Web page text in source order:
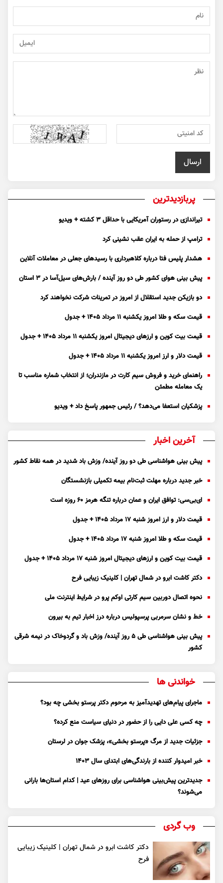
پربازدیدترین
تیراندازی در رستوران آمریکایی با حداقل ۳ کشته + ویدیو
ترامپ از حمله به ایران عقب نشینی کرد
هشدار پلیس فتا درباره کلاهبرداری با رسید‌های جعلی در معاملات آنلاین
پیش بینی هوای کشور طی دو روز آینده / بارش‌های سیل‌آسا در ۳ استان
دو بازیکن جدید استقلال از امروز در تمرینات شرکت نخواهند کرد
قیمت سکه و طلا امروز یکشنبه ۱۱ مرداد ۱۴۰۵ + جدول
قیمت بیت کوین و ارز‌های دیجیتال امروز یکشنبه ۱۱ مرداد ۱۴۰۵ + جدول
قیمت دلار و ارز امروز یکشنبه ۱۱ مرداد ۱۴۰۵ + جدول
راهنمای خرید و فروش سیم کارت در مازندران؛ از انتخاب شماره مناسب تا
یک معامله مطمئن
پزشکیان استعفا می‌دهد؟ / رئیس جمهور پاسخ داد + ویدیو
آخرین اخبار
پیش بینی هواشناسی طی دو روز آینده/ وزش باد شدید در همه نقاط کشور
خبر جدید درباره مهلت ثبت‌نام بیمه تکمیلی بازنشستگان
ای‌بی‌سی: توافق ایران و عمان درباره تنگه هرمز ۶۰ روزه است
قیمت دلار و ارز امروز شنبه ۱۷ مرداد ۱۴۰۵ + جدول
قیمت سکه و طلا امروز شنبه ۱۷ مرداد ۱۴۰۵ + جدول
قیمت بیت کوین و ارز‌های دیجیتال امروز شنبه ۱۷ مرداد ۱۴۰۵ + جدول
دکتر کاشت ابرو در شمال تهران | کلینیک زیبایی فرح
نحوه اتصال دوربین سیم کارتی اوکم پرو در شرایط اینترنت ملی
خط و نشان سرمربی پرسپولیس درباره درز اخبار تیم به بیرون
پیش بینی هواشناسی طی ۵ روز آینده/ وزش باد و گردوخاک در نیمه شرقی
کشور
خواندنی ها
ماجرای پیام‌های تهدیدآمیز به مرحوم دکتر پرستو بخشی چه بود؟
چه کسی علی دایی را از حضور در دنیای سیاست منع کرده؟
جزئیات جدید از مرگ «پرستو بخشی»، پزشک جوان در لرستان
خبر امیدوار کننده از بارندگی‌های ابتدای سال ۱۴۰۳
جدیدترین پیش‌بینی هواشناسی برای روزهای عید | کدام استان‌ها بارانی
می‌شوند؟
وب گردی
دکتر کاشت ابرو در شمال تهران | کلینیک زیبایی
فرح